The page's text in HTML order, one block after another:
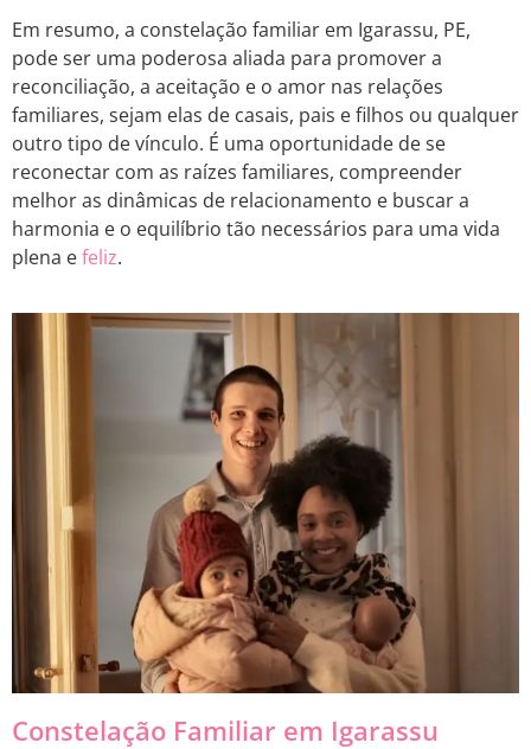
Em resumo, a constelação familiar em Igarassu, PE,
pode ser uma poderosa aliada para promover a
reconciliação, a aceitação e o amor nas relações
familiares, sejam elas de casais, pais e filhos ou qualquer
outro tipo de vínculo. É uma oportunidade de se
reconectar com as raízes familiares, compreender
melhor as dinâmicas de relacionamento e buscar a
harmonia e o equilíbrio tão necessários para uma vida
plena efeliz.
Constelação Familiar em Igarassu